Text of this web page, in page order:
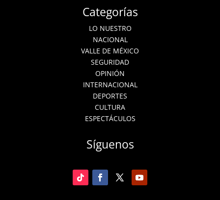
Categorías
LO NUESTRO
NACIONAL
VALLE DE MÉXICO
SEGURIDAD
OPINIÓN
INTERNACIONAL
DEPORTES
CULTURA
ESPECTÁCULOS
Síguenos